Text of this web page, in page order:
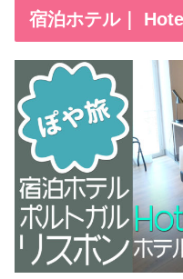
宿泊ホテル｜